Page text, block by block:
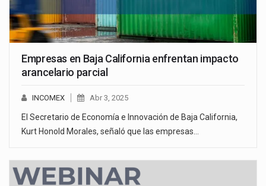
Empresas en Baja California enfrentan impacto
arancelario parcial
INCOMEX Abr 3, 2025
El Secretario de Economía e Innovación de Baja California,
Kurt Honold Morales, señaló que las empresas…